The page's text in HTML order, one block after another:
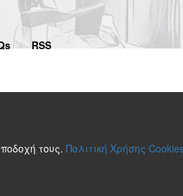
RSS
τους. Πολιτική Χρήσης